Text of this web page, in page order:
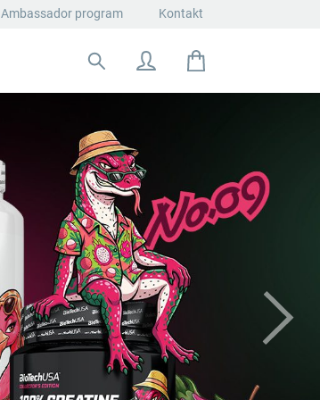
Ambassador program Kontakt
Suche nach: